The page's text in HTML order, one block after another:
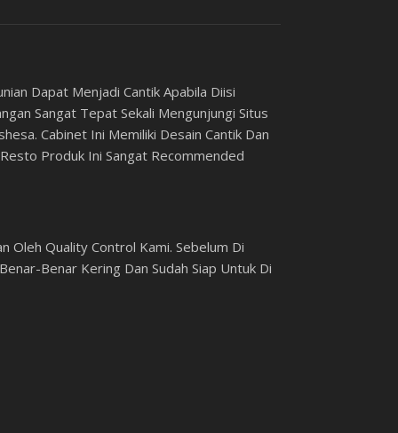
Dapat Menjadi Cantik Apabila Diisi
Sangat Tepat Sekali Mengunjungi Situs
Cabinet Ini Memiliki Desain Cantik Dan
Produk Ini Sangat Recommended
Oleh Quality Control Kami. Sebelum Di
Benar Kering Dan Sudah Siap Untuk Di